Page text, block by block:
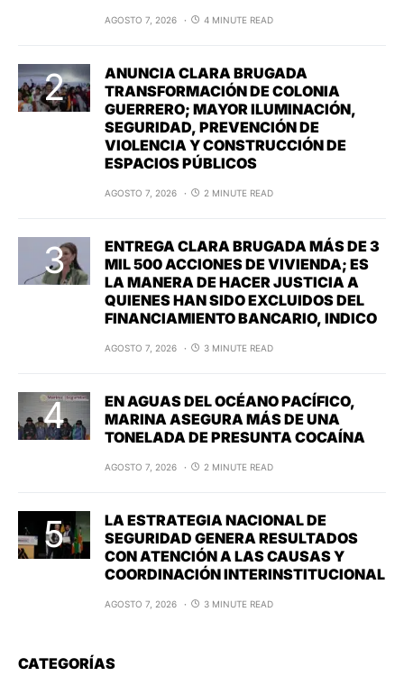
AGOSTO 7, 2026 4 MINUTE READ
ANUNCIA CLARA BRUGADA
TRANSFORMACIÓN DE COLONIA
GUERRERO; MAYOR ILUMINACIÓN,
SEGURIDAD, PREVENCIÓN DE
VIOLENCIA Y CONSTRUCCIÓN DE
ESPACIOS PÚBLICOS
AGOSTO 7, 2026 2 MINUTE READ
ENTREGA CLARA BRUGADA MÁS DE 3
MIL 500 ACCIONES DE VIVIENDA; ES
LA MANERA DE HACER JUSTICIA A
QUIENES HAN SIDO EXCLUIDOS DEL
FINANCIAMIENTO BANCARIO, INDICO
AGOSTO 7, 2026 3 MINUTE READ
EN AGUAS DEL OCÉANO PACÍFICO,
MARINA ASEGURA MÁS DE UNA
TONELADA DE PRESUNTA COCAÍNA
AGOSTO 7, 2026 2 MINUTE READ
LA ESTRATEGIA NACIONAL DE
SEGURIDAD GENERA RESULTADOS
CON ATENCIÓN A LAS CAUSAS Y
COORDINACIÓN INTERINSTITUCIONAL
AGOSTO 7, 2026 3 MINUTE READ
CATEGORÍAS